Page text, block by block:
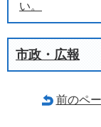
い。
市政・広報
前のペ